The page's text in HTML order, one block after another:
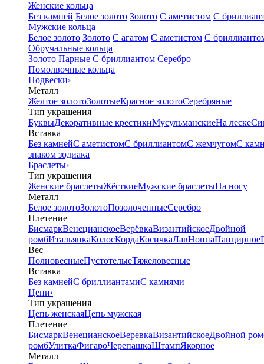
Женские кольца
Без камней Белое золото Золото С аметистом С
Мужские кольца
Белое золото Золото С агатом С аметистом С
Обручальные кольца
Золото Парные С бриллиантом Серебро
Помолвочные кольца
Подвески›
Металл
Желтое золотоЗолотыеКрасное золотоСеребряные
Тип украшения
БуквыДекоративные крестикиМусульманскиеНа леске
Вставка
Без камнейС аметистомС бриллиантомС жемчугомС
знаком зодиака
Браслеты›
Тип украшения
Женские браслетыЖёсткиеМужские браслетыНа ногу
Металл
Белое золотоЗолотоПозолоченныеСеребро
Плетение
БисмаркВенецианскоеВерёвкаВизантийскоеДвойной
ромбИтальянкаКолосКордаКосичкаЛавНоннаПанцирное
Вес
ПолновесныеПустотелыеТяжеловесные
Вставка
Без камнейС бриллиантамиС камнями
Цепи›
Тип украшения
Цепь женскаяЦепь мужская
Плетение
БисмаркВенецианскоеВеревкаВизантийскоеДвойной
ромбУлиткаФигароЧерепашкаШтампЯкорное
Металл